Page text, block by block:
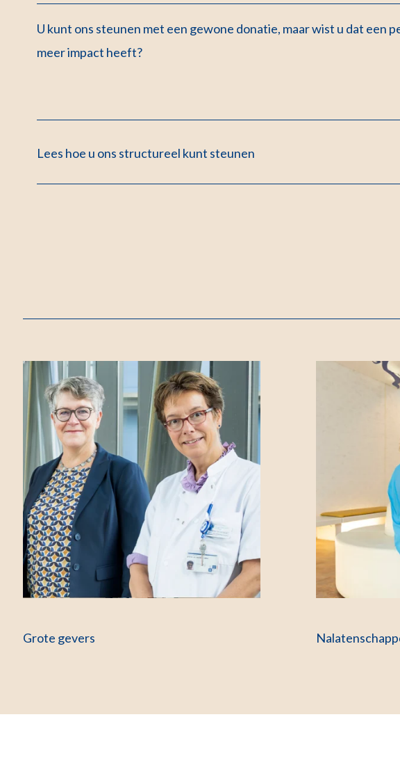
U kunt ons steunen met een gewone donatie, maar wist u dat een
meer impact heeft?
Lees hoe u ons structureel kunt steunen
Grote gevers